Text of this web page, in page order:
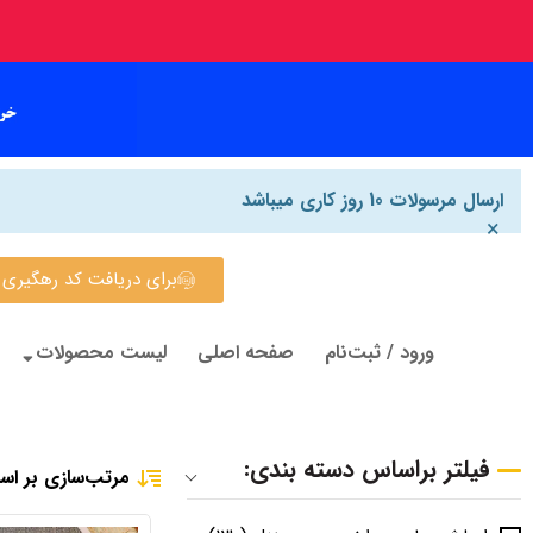
ارسال مرسولات 10 روز کاری میباشد
×
برای دریافت کد رهگیری روی
ورود / ثبت‌نام صفحه اصلی لیست محصولات
فیلتر براساس دسته بندی: مرتب‌سازی بر